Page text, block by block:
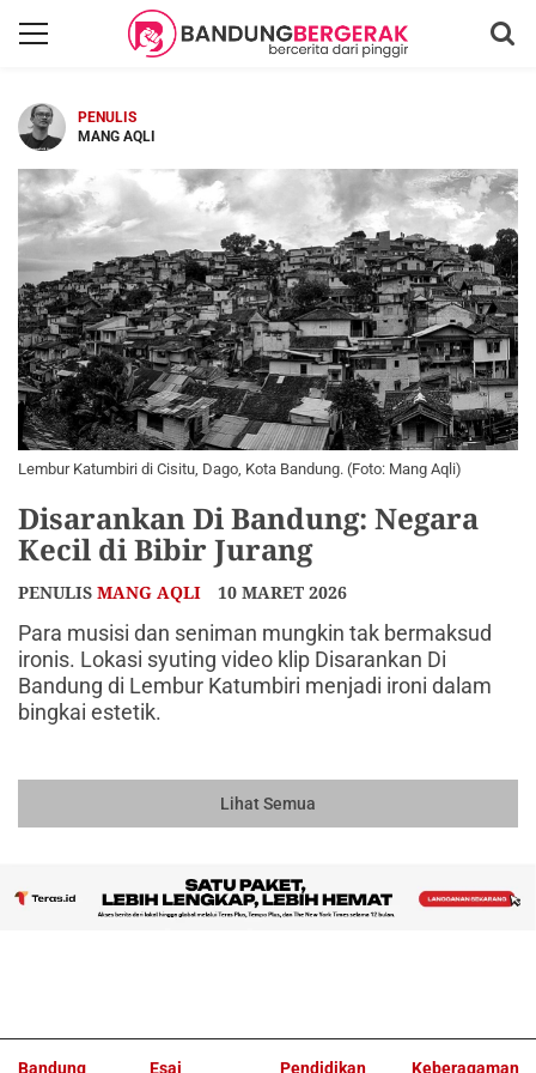
PENULIS
MANG AQLI
Lembur Katumbiri di Cisitu, Dago, Kota Bandung. (Foto: Mang Aqli)
Disarankan Di Bandung: Negara
Kecil di Bibir Jurang
PENULIS MANG AQLI 10 MARET 2026
Para musisi dan seniman mungkin tak bermaksud
ironis. Lokasi syuting video klip Disarankan Di
Bandung di Lembur Katumbiri menjadi ironi dalam
bingkai estetik.
Lihat Semua
Bandung Esai Pendidikan Keberagaman